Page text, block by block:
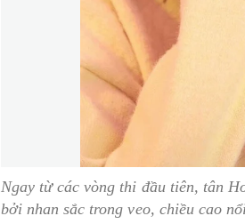
Ngay từ các vòng thi đầu tiên, tân
bởi nhan sắc trong veo, chiều cao